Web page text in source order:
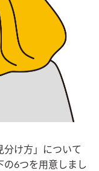
分け方」について
の6つを用意しまし